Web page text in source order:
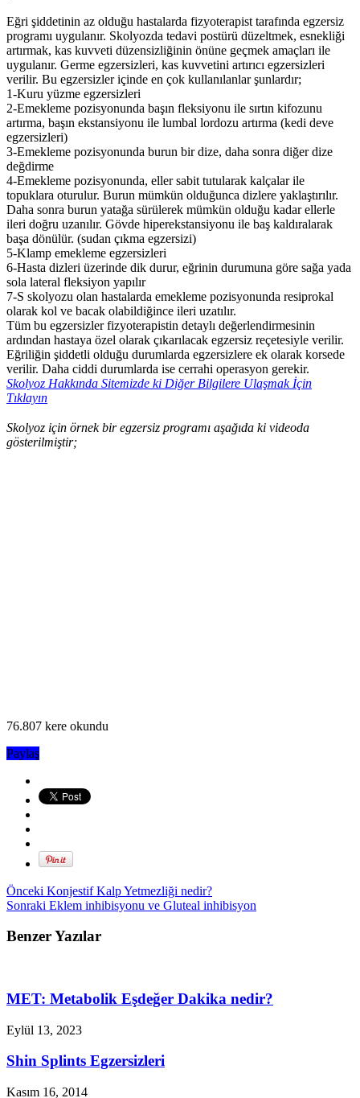
Eğri şiddetinin az olduğu hastalarda fizyoterapist tarafında egzersiz
programı uygulanır. Skolyozda tedavi postürü düzeltmek, esnekliği
artırmak, kas kuvveti düzensizliğinin önüne geçmek amaçları ile
uygulanır. Germe egzersizleri, kas kuvvetini artırıcı egzersizleri
verilir. Bu egzersizler içinde en çok kullanılanlar şunlardır;
1-Kuru yüzme egzersizleri
2-Emekleme pozisyonunda başın fleksiyonu ile sırtın kifozunu
artırma, başın ekstansiyonu ile lumbal lordozu artırma (kedi deve
egzersizleri)
3-Emekleme pozisyonunda burun bir dize, daha sonra diğer dize
değdirme
4-Emekleme pozisyonunda, eller sabit tutularak kalçalar ile
topuklara oturulur. Burun mümkün olduğunca dizlere yaklaştırılır.
Daha sonra burun yatağa sürülerek mümkün olduğu kadar ellerle
ileri doğru uzanılır. Gövde hiperekstansiyonu ile baş kaldıralarak
başa dönülür. (sudan çıkma egzersizi)
5-Klamp emekleme egzersizleri
6-Hasta dizleri üzerinde dik durur, eğrinin durumuna göre sağa yada
sola lateral fleksiyon yapılır
7-S skolyozu olan hastalarda emekleme pozisyonunda resiprokal
olarak kol ve bacak olabildiğince ileri uzatılır.
Tüm bu egzersizler fizyoterapistin detaylı değerlendirmesinin
ardından hastaya özel olarak çıkarılacak egzersiz reçetesiyle verilir.
Eğriliğin şiddetli olduğu durumlarda egzersizlere ek olarak korsede
verilir. Daha ciddi durumlarda ise cerrahi operasyon gerekir.
Skolyoz Hakkında Sitemizde ki Diğer Bilgilere Ulaşmak İçin
Tıklayın
Skolyoz için örnek bir egzersiz programı aşağıda ki videoda
gösterilmiştir;
76.807 kere okundu
Paylaş
Önceki Konjestif Kalp Yetmezliği nedir?
Sonraki Eklem inhibisyonu ve Gluteal inhibisyon
Benzer Yazılar
MET: Metabolik Eşdeğer Dakika nedir?
Eylül 13, 2023
Shin Splints Egzersizleri
Kasım 16, 2014